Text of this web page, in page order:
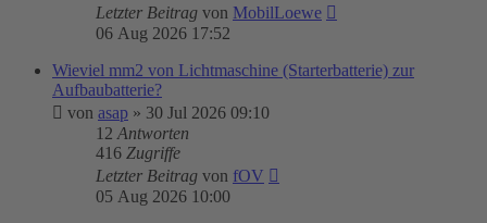
Letzter Beitrag von MobilLoewe
06 Aug 2026 17:52
Wieviel mm2 von Lichtmaschine (Starterbatterie) zur
Aufbaubatterie?
von asap » 30 Jul 2026 09:10
12 Antworten
416 Zugriffe
Letzter Beitrag von fOV
05 Aug 2026 10:00